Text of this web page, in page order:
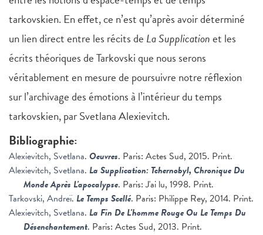
tarkovskien. En effet, ce n’est qu’après avoir déterminé
un lien direct entre les récits de La Supplicationet les
écrits théoriques de Tarkovski que nous serons
véritablement en mesure de poursuivre notre réflexion
sur l’archivage des émotions à l’intérieur du temps
tarkovskien, par Svetlana Alexievitch.
Bibliographie:
Alexievitch, Svetlana. Oeuvres. Paris: Actes Sud, 2015. Print.
Alexievitch, Svetlana. La Supplication: Tchernobyl, Chronique Du
Monde Après L'apocalypse. Paris: J'ai lu, 1998. Print.
Tarkovski, Andreï. Le Temps Scellé. Paris: Philippe Rey, 2014. Print.
Alexievitch, Svetlana. La Fin De L'homme Rouge Ou Le Temps Du
Désenchantement. Paris: Actes Sud, 2013. Print.